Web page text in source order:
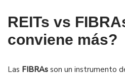
REITs vs
conviene más?
Las FIBRAs son un instrumento